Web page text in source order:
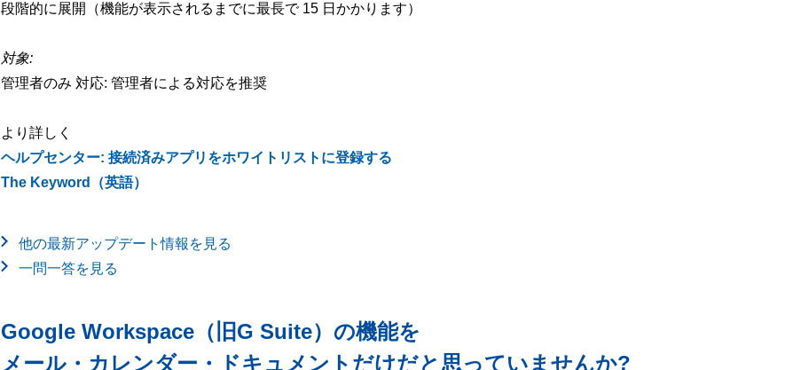
段階的に展開（機能が表示されるまでに最長で 15 日かかります）
対象:
管理者のみ 対応: 管理者による対応を推奨
より詳しく
ヘルプセンター: 接続済みアプリをホワイトリストに登録する
The Keyword（英語）
他の最新アップデート情報を見る
一問一答を見る
Google Workspace（旧G Suite）の機能を
メール・カレンダー・ドキュメントだけだと思っていませんか?